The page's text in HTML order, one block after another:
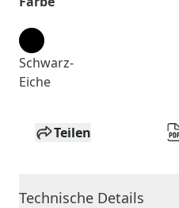
Schwarz-
Eiche
Teilen
Technische Details